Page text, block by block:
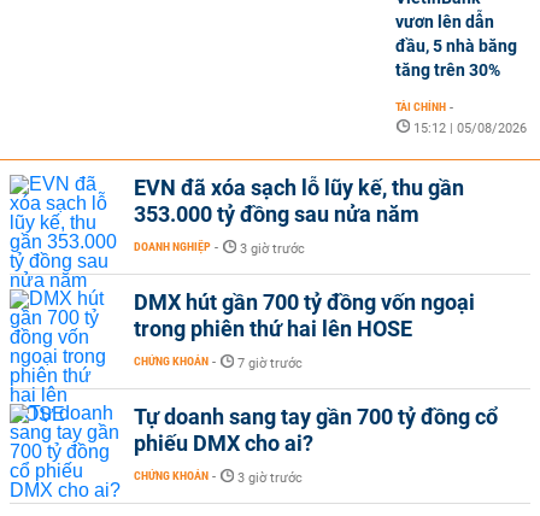
vươn lên dẫn
đầu, 5 nhà băng
tăng trên 30%
TÀI CHÍNH -
15:12 | 05/08/2026
EVN đã xóa sạch lỗ lũy kế, thu gần
353.000 tỷ đồng sau nửa năm
DOANH NGHIỆP - 3 giờ trước
DMX hút gần 700 tỷ đồng vốn ngoại
trong phiên thứ hai lên HOSE
CHỨNG KHOÁN - 7 giờ trước
Tự doanh sang tay gần 700 tỷ đồng cổ
phiếu DMX cho ai?
CHỨNG KHOÁN - 3 giờ trước